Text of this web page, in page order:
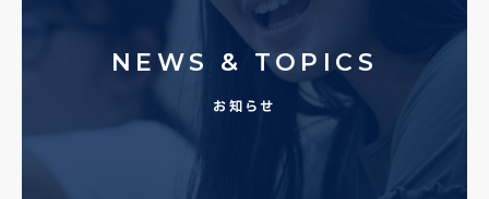
NEWS & TOPICS
お知らせ